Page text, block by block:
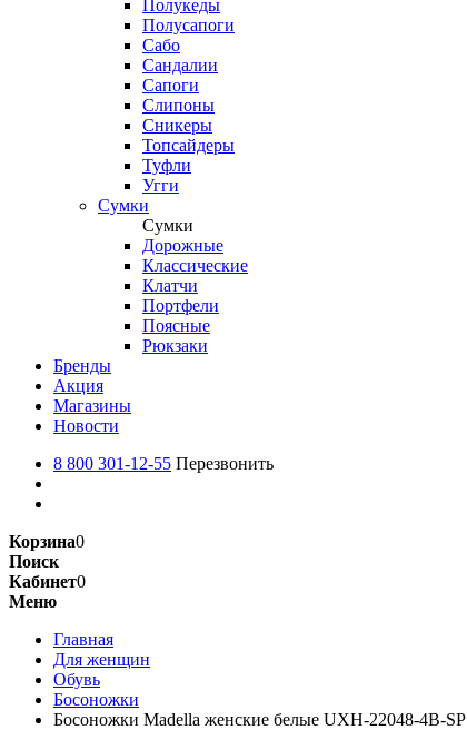
Полукеды
Полусапоги
Сабо
Сандалии
Сапоги
Слипоны
Сникеры
Топсайдеры
Туфли
Угги
Сумки
Сумки
Дорожные
Классические
Клатчи
Портфели
Поясные
Рюкзаки
Бренды
Акция
Магазины
Новости
8 800 301-12-55 Перезвонить
Корзина0
Поиск
Кабинет0
Меню
Главная
Для женщин
Обувь
Босоножки
Босоножки Madella женские белые UXH-22048-4B-SP